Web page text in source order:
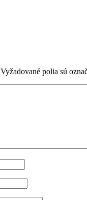
Vyžadované polia sú